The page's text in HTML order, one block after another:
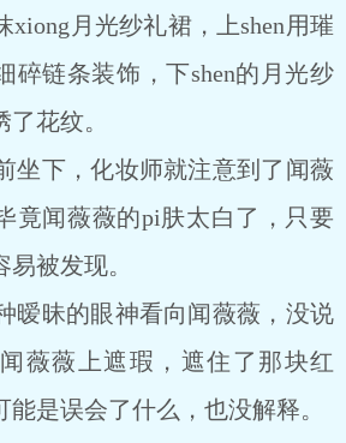
xiong月光纱礼裙，上shen用璀
碎链条装饰，下shen的月光纱
花纹。
下，化妆师就注意到了闻薇
竟闻薇薇的pi肤太白了，只要
被发现。
昧的眼神看向闻薇薇，没说
薇薇上遮瑕，遮住了那块红
是误会了什么，也没解释。